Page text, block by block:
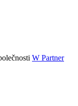
W Partner